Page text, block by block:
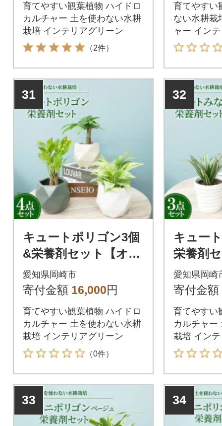
育てやすい観葉植物 ハイドロ
カルチャー 土を使わない水耕
栽培 インテリアグリーン
（2件）
育てやすい
ない水耕栽
ャー イン
31
キュートポリゴン3個
&栄養剤セット【オス
スメの観葉植物でお
届け】
愛知県岡崎市
寄付金額 16,000円
育てやすい観葉植物 ハイドロ
カルチャー 土を使わない水耕
栽培 インテリアグリーン
（0件）
32
キュー
栄養剤
スメの
届け】
愛知県岡崎
寄付金額
育てやすい
カルチャー
栽培 イン
33 34